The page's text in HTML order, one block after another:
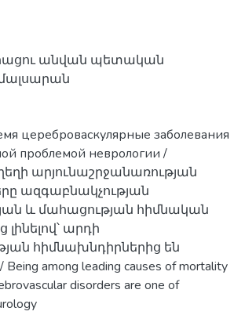
անվան պետական
цереброваскулярные заболевания
проблемой неврологии /
արյունաշրջանառության
ազգաբնակչության
և մահացության հիմնական
արդի
հիմնախնդիրներից են
among leading causes of mortality
disorders are one of